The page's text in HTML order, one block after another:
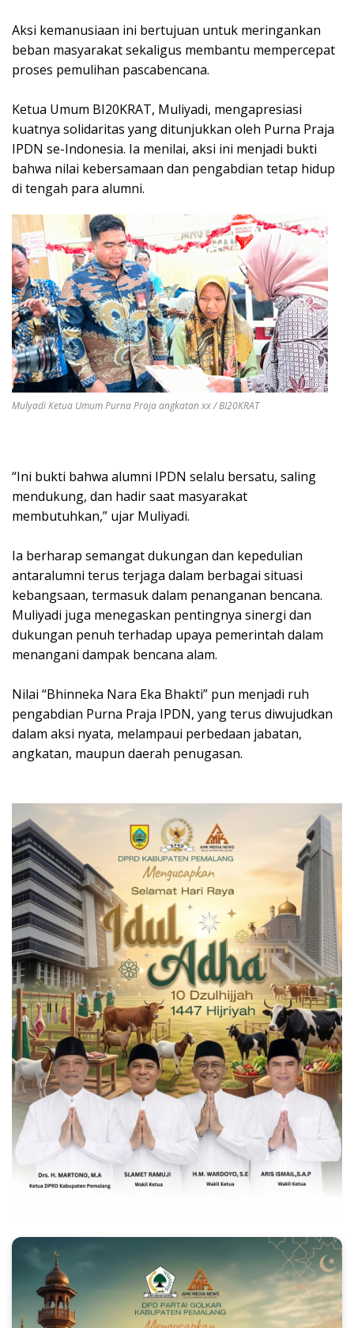
Aksi kemanusiaan ini bertujuan untuk meringankan
beban masyarakat sekaligus membantu mempercepat
proses pemulihan pascabencana.
Ketua Umum BI20KRAT, Muliyadi, mengapresiasi
kuatnya solidaritas yang ditunjukkan oleh Purna Praja
IPDN se-Indonesia. Ia menilai, aksi ini menjadi bukti
bahwa nilai kebersamaan dan pengabdian tetap hidup
di tengah para alumni.
Mulyadi Ketua Umum Purna Praja angkatan xx / BI20KRAT
“Ini bukti bahwa alumni IPDN selalu bersatu, saling
mendukung, dan hadir saat masyarakat
membutuhkan,” ujar Muliyadi.
Ia berharap semangat dukungan dan kepedulian
antaralumni terus terjaga dalam berbagai situasi
kebangsaan, termasuk dalam penanganan bencana.
Muliyadi juga menegaskan pentingnya sinergi dan
dukungan penuh terhadap upaya pemerintah dalam
menangani dampak bencana alam.
Nilai “Bhinneka Nara Eka Bhakti” pun menjadi ruh
pengabdian Purna Praja IPDN, yang terus diwujudkan
dalam aksi nyata, melampaui perbedaan jabatan,
angkatan, maupun daerah penugasan.